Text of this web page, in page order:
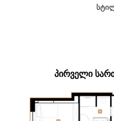
ᲞᲘᲠᲕᲔᲚᲘ